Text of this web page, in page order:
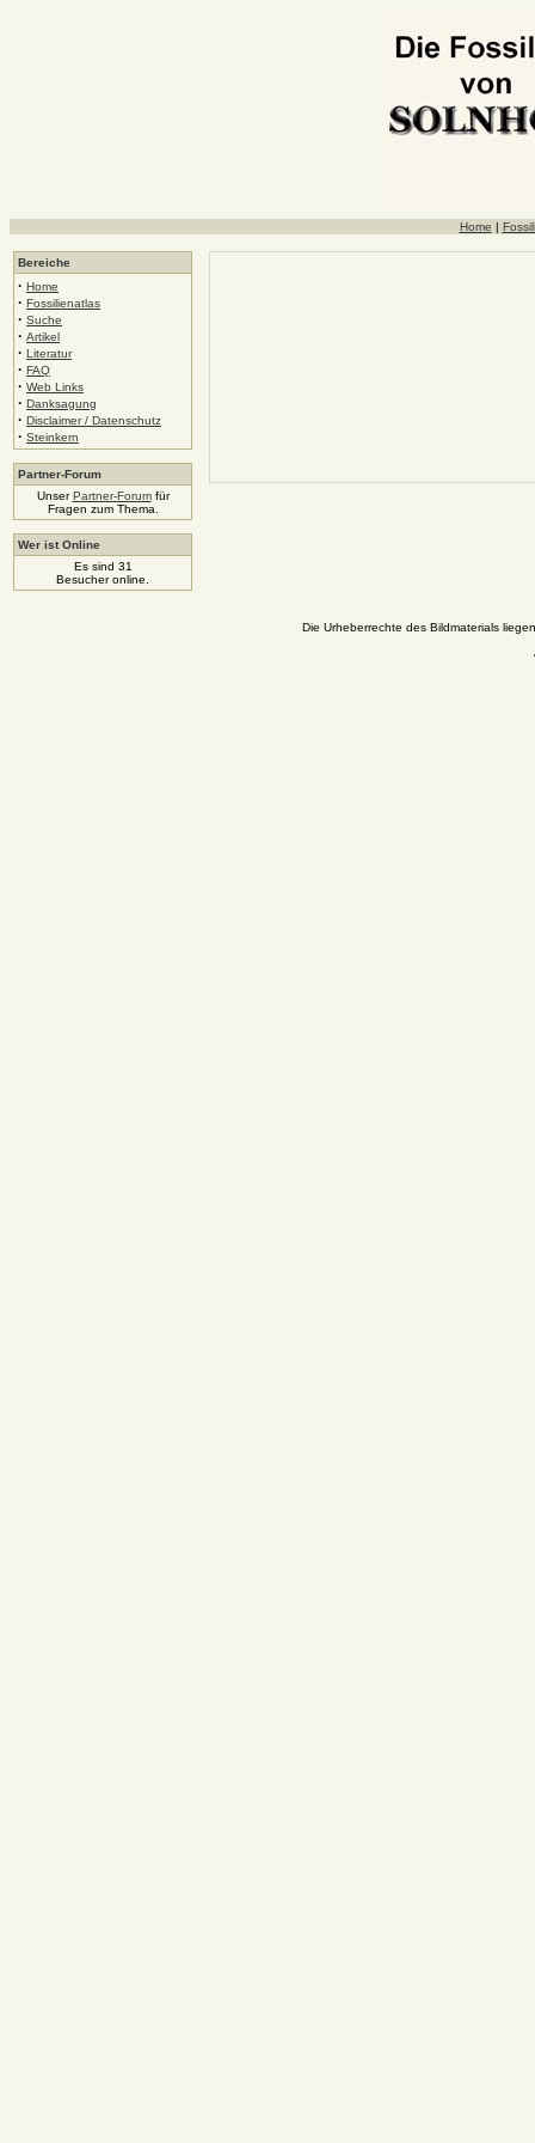
Home |
Bereiche
· Home
· Fossilienatlas
· Suche
· Artikel
· Literatur
· FAQ
· Web Links
· Danksagung
· Disclaimer / Datenschutz
· Steinkern
Partner-Forum
UnserPartner-Forumfür
Fragen zum Thema.
Wer ist Online
Es sind 31
Besucher online.
Die Urheberrechte des Bildmaterials